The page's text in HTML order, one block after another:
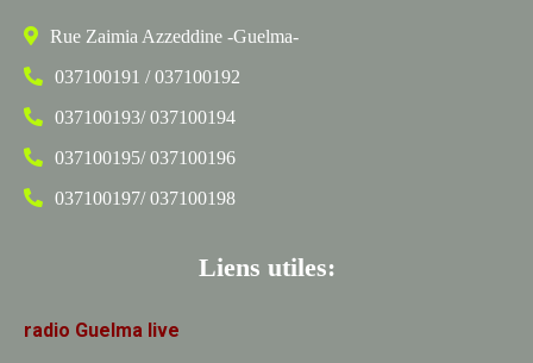
Rue Zaimia Azzeddine -Guelma-
037100191 / 037100192
037100193/ 037100194
037100195/ 037100196
037100197/ 037100198
Liens utiles:
radio Guelma live